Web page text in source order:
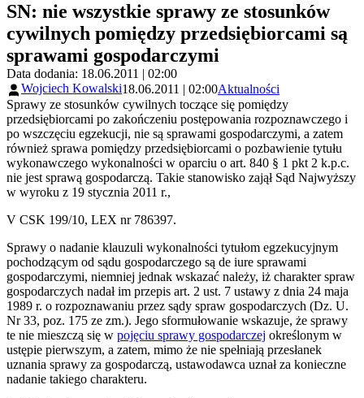
SN: nie wszystkie sprawy ze stosunków
cywilnych pomiędzy przedsiębiorcami są
sprawami gospodarczymi
Data dodania: 18.06.2011 | 02:00
Wojciech Kowalski18.06.2011 | 02:00Aktualności
Sprawy ze stosunków cywilnych toczące się pomiędzy
przedsiębiorcami po zakończeniu postępowania rozpoznawczego i
po wszczęciu egzekucji, nie są sprawami gospodarczymi, a zatem
również sprawa pomiędzy przedsiębiorcami o pozbawienie tytułu
wykonawczego wykonalności w oparciu o art. 840 § 1 pkt 2 k.p.c.
nie jest sprawą gospodarczą. Takie stanowisko zajął Sąd Najwyższy
w wyroku z 19 stycznia 2011 r.,
V CSK 199/10, LEX nr 786397.
Sprawy o nadanie klauzuli wykonalności tytułom egzekucyjnym
pochodzącym od sądu gospodarczego są de iure sprawami
gospodarczymi, niemniej jednak wskazać należy, iż charakter spraw
gospodarczych nadał im przepis art. 2 ust. 7 ustawy z dnia 24 maja
1989 r. o rozpoznawaniu przez sądy spraw gospodarczych (Dz. U.
Nr 33, poz. 175 ze zm.). Jego sformułowanie wskazuje, że sprawy
te nie mieszczą się w pojęciu sprawy gospodarczej określonym w
ustępie pierwszym, a zatem, mimo że nie spełniają przesłanek
uznania sprawy za gospodarczą, ustawodawca uznał za konieczne
nadanie takiego charakteru.